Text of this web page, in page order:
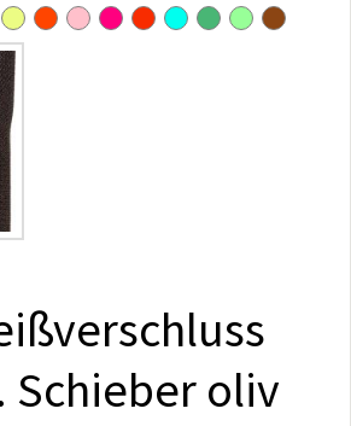
Schieber oliv